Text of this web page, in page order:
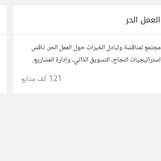
العمل الحر
مجتمع لمناقشة وتبادل الخبرات حول العمل الحر. ناقش
استراتيجيات النجاح، التسويق الذاتي، وإدارة المشاريع.
شارك قصصك، نصائحك، وأسئلتك، وتواصل مع محترفين
121 ألف متابع